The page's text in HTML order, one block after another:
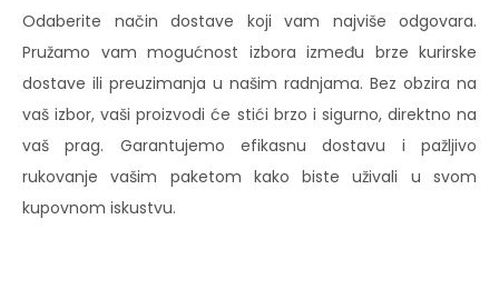
Odaberite način dostave koji vam najviše odgovara.
Pružamo vam mogućnost izbora između brze kurirske
dostave ili preuzimanja u našim radnjama. Bez obzira na
vaš izbor, vaši proizvodi će stići brzo i sigurno, direktno na
vaš prag. Garantujemo efikasnu dostavu i pažljivo
rukovanje vašim paketom kako biste uživali u svom
kupovnom iskustvu.